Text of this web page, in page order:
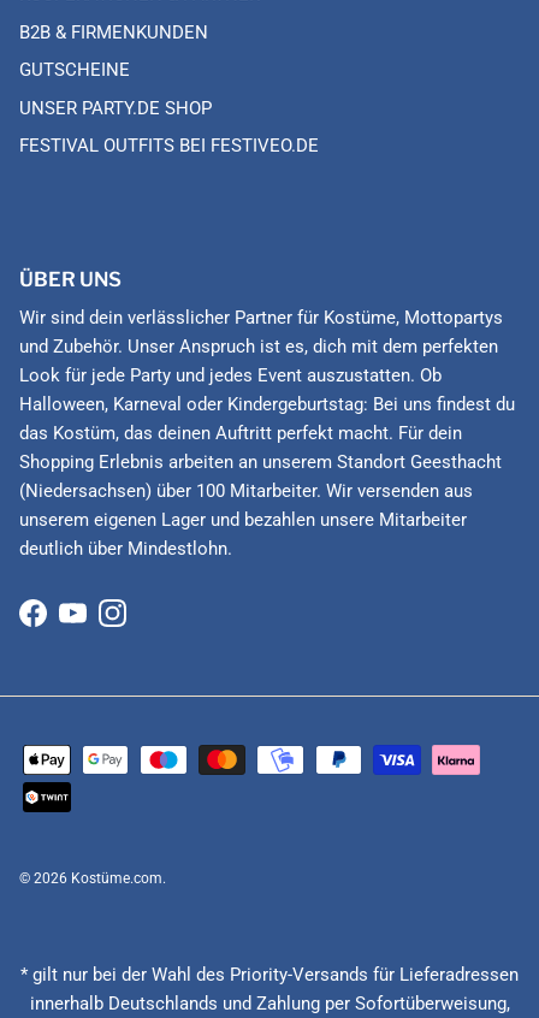
B2B & FIRMENKUNDEN
GUTSCHEINE
UNSER PARTY.DE SHOP
FESTIVAL OUTFITS BEI FESTIVEO.DE
ÜBER UNS
Wir sind dein verlässlicher Partner für Kostüme, Mottopartys
und Zubehör. Unser Anspruch ist es, dich mit dem perfekten
Look für jede Party und jedes Event auszustatten. Ob
Halloween, Karneval oder Kindergeburtstag: Bei uns findest du
das Kostüm, das deinen Auftritt perfekt macht. Für dein
Shopping Erlebnis arbeiten an unserem Standort Geesthacht
(Niedersachsen) über 100 Mitarbeiter. Wir versenden aus
unserem eigenen Lager und bezahlen unsere Mitarbeiter
deutlich über Mindestlohn.
Facebook
YouTubeInstagram
© 2026 Kostüme.com.
* gilt nur bei der Wahl des Priority-Versands für Lieferadressen
innerhalb Deutschlands und Zahlung per Sofortüberweisung,